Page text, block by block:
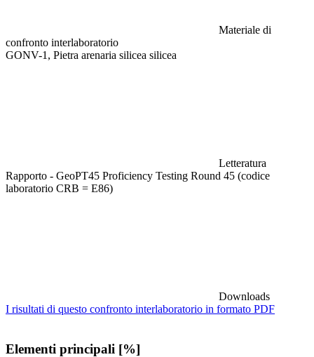
Materiale di
confronto interlaboratorio
GONV-1, Pietra arenaria silicea silicea
Letteratura
Rapporto - GeoPT45 Proficiency Testing Round 45 (codice
laboratorio CRB = E86)
Downloads
I risultati di questo confronto interlaboratorio in formato PDF
Elementi principali [%]